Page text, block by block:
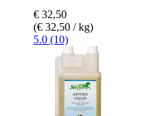
€ 32,50
(€ 32,50 / kg)
5.0 (10)